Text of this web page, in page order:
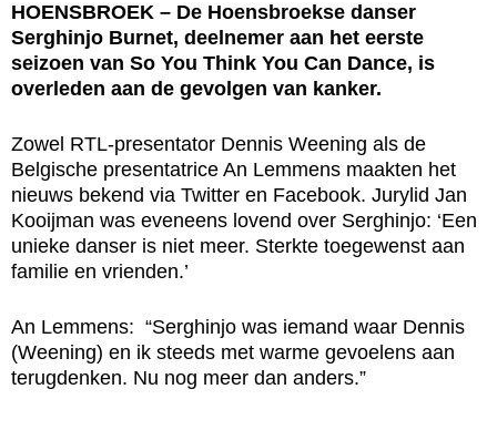
HOENSBROEK – De Hoensbroekse danser
Serghinjo Burnet, deelnemer aan het eerste
seizoen van So You Think You Can Dance, is
overleden aan de gevolgen van kanker.
Zowel RTL-presentator Dennis Weening als de
Belgische presentatrice An Lemmens maakten het
nieuws bekend via Twitter en Facebook. Jurylid Jan
Kooijman was eveneens lovend over Serghinjo: ‘Een
unieke danser is niet meer. Sterkte toegewenst aan
familie en vrienden.’
An Lemmens: “Serghinjo was iemand waar Dennis
(Weening) en ik steeds met warme gevoelens aan
terugdenken. Nu nog meer dan anders.”